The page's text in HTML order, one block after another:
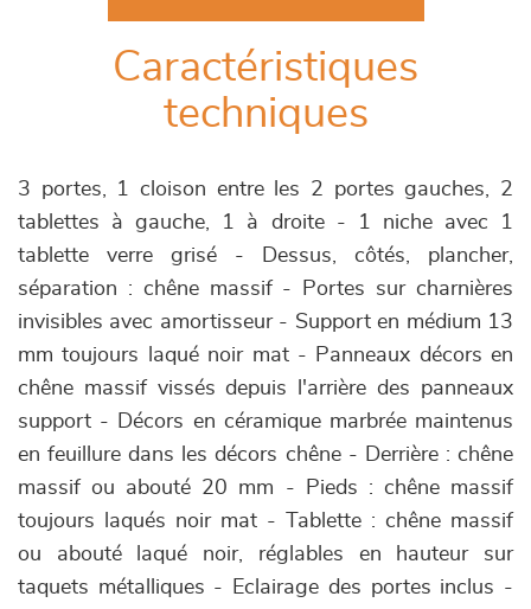
Caractéristiques
techniques
3 portes, 1 cloison entre les 2 portes gauches, 2
tablettes à gauche, 1 à droite - 1 niche avec 1
tablette verre grisé - Dessus, côtés, plancher,
séparation : chêne massif - Portes sur charnières
invisibles avec amortisseur - Support en médium 13
mm toujours laqué noir mat - Panneaux décors en
chêne massif vissés depuis l'arrière des panneaux
support - Décors en céramique marbrée maintenus
en feuillure dans les décors chêne - Derrière : chêne
massif ou abouté 20 mm - Pieds : chêne massif
toujours laqués noir mat - Tablette : chêne massif
ou abouté laqué noir, réglables en hauteur sur
taquets métalliques - Eclairage des portes inclus -